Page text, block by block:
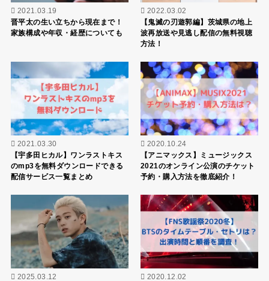
2021.03.19
晋平太の生い立ちから現在まで！
家族構成や年収・経歴についても
2022.03.02
【鬼滅の刃遊郭編】茨城県の地上
波再放送や見逃し配信の無料視聴
方法！
2021.03.30
【宇多田ヒカル】ワンラストキス
のmp3を無料ダウンロードできる
配信サービス一覧まとめ
2020.10.24
【アニマックス】ミュージックス
2021のオンライン公演のチケット
予約・購入方法を徹底紹介！
2025.03.12 2020.12.02